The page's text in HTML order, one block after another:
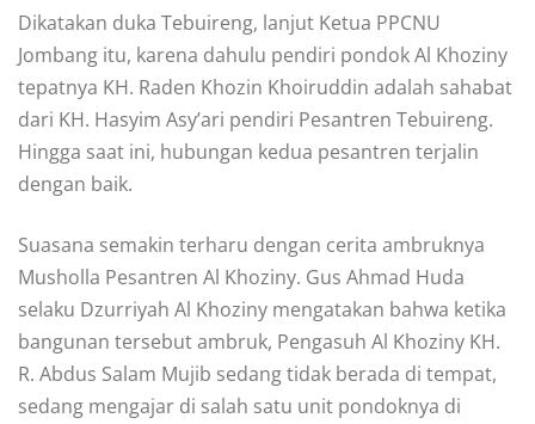
Dikatakan duka Tebuireng, lanjut Ketua PPCNU
Jombang itu, karena dahulu pendiri pondok Al Khoziny
tepatnya KH. Raden Khozin Khoiruddin adalah sahabat
dari KH. Hasyim Asy’ari pendiri Pesantren Tebuireng.
Hingga saat ini, hubungan kedua pesantren terjalin
dengan baik.
Suasana semakin terharu dengan cerita ambruknya
Musholla Pesantren Al Khoziny. Gus Ahmad Huda
selaku Dzurriyah Al Khoziny mengatakan bahwa ketika
bangunan tersebut ambruk, Pengasuh Al Khoziny KH.
R. Abdus Salam Mujib sedang tidak berada di tempat,
sedang mengajar di salah satu unit pondoknya di